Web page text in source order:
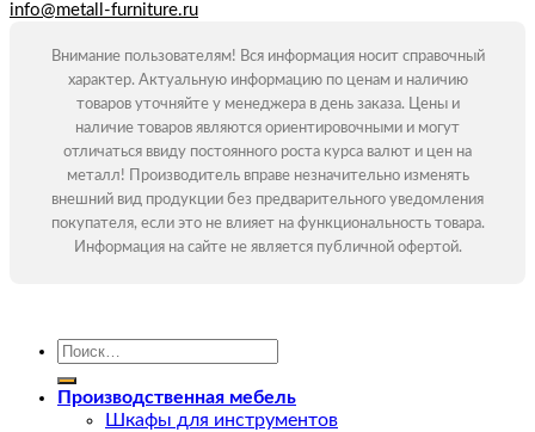
info@metall-furniture.ru
Внимание пользователям! Вся информация носит справочный
характер. Актуальную информацию по ценам и наличию
товаров уточняйте у менеджера в день заказа. Цены и
наличие товаров являются ориентировочными и могут
отличаться ввиду постоянного роста курса валют и цен на
металл! Производитель вправе незначительно изменять
внешний вид продукции без предварительного уведомления
покупателя, если это не влияет на функциональность товара.
Информация на сайте не является публичной офертой.
Искать:
Производственная мебель
Шкафы для инструментов